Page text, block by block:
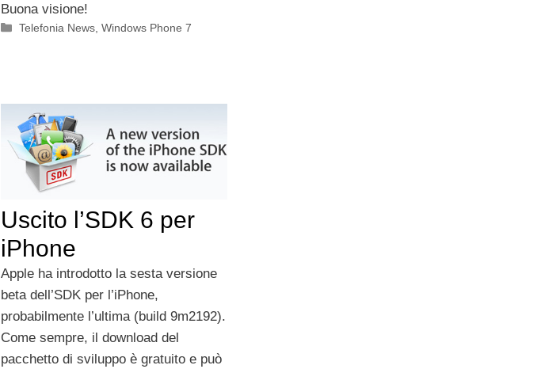
Buona visione!
Categorie
Telefonia News ,Windows Phone 7
Uscito l’SDK 6 per
iPhone
Apple ha introdotto la sesta versione
beta dell’SDK per l’iPhone,
probabilmente l’ultima (build 9m2192).
Come sempre, il download del
pacchetto di sviluppo è gratuito e può